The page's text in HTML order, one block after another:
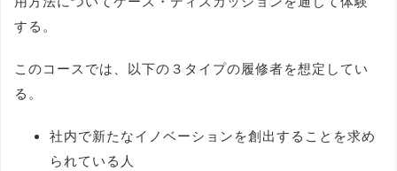
する。
このコースでは、以下の３タイプの履修者を想定してい
る。
社内で新たなイノベーションを創出することを求め
られている人